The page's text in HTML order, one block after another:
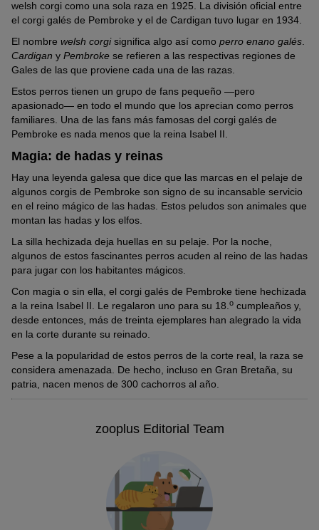
Por otra parte, reflexiona sobre los gastos iniciales y recurrentes.
corgi de cría seria vale la pena. A esto se añade el
equipamiento básico
, que incluye: comederos ,correa y
arnés o collar
, transportín para el coche
camas
y utensilios de cuidado.
Además, no olvides los gastos recurrentes de un alimento de
calidad, el seguro de responsabilidad civil y el veterinario.
Lo ideal es que visites al criador en su casa antes de recoger al
conocer los cachorros y los padres.
Todos deben parecer sanos y equilibrados. Te darán al cachorro
estará varias veces desparasitado y tendrá el chip, el pedigrí y
una cartilla de vacunación de la UE.
Si tienes problemas para encontrar criadores profesionales o
prefieres adoptar un corgi galés de Pembroke adulto, las
asociaciones de perros pastores británicos pueden ayudarte a
encontrar uno.
¿Cuánto cuesta?
Un corgi galés de Pembroke de cría seria suele costar entre
1300 y 1500 euros.
welsh corgi como una sola raza en 1925. La división oficial entre
el corgi galés de Pembroke y el de Cardigan tuvo lugar en 1934.
El nombre welsh corgisignifica algo así como perro enano galés
Cardigan y Pembroke se refieren a las respectivas regiones de
Gales de las que proviene cada una de las razas.
Estos perros tienen un grupo de fans pequeño —pero
apasionado— en todo el mundo que los aprecian como perros
familiares. Una de las fans más famosas del corgi galés de
Pembroke es nada menos que la reina Isabel II.
Magia: de hadas y reinas
Hay una leyenda galesa que dice que las marcas en el pelaje de
algunos corgis de Pembroke son signo de su incansable servicio
en el reino mágico de las hadas. Estos peludos son animales que
montan las hadas y los elfos.
La silla hechizada deja huellas en su pelaje. Por la noche,
algunos de estos fascinantes perros acuden al reino de las hadas
para jugar con los habitantes mágicos.
Con magia o sin ella, el corgi galés de Pembroke tiene hechizada
a la reina Isabel II. Le regalaron uno para su 18. o cumpleaños y,
desde entonces, más de treinta ejemplares han alegrado la vida
en la corte durante su reinado.
Pese a la popularidad de estos perros de la corte real, la raza se
considera amenazada. De hecho, incluso en Gran Bretaña, su
patria, nacen menos de 300 cachorros al año.
zooplus Editorial Team